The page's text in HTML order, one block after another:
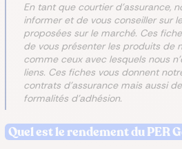
En tant que courtier d'assurance,
informer et de vous conseiller sur
proposées sur le marché. Ces
de vous présenter les produits de
comme ceux avec lesquels nous
liens. Ces fiches vous donnent
contrats d'assurance mais aussi
formalités d'adhésion.
Quel est le rendement du PER